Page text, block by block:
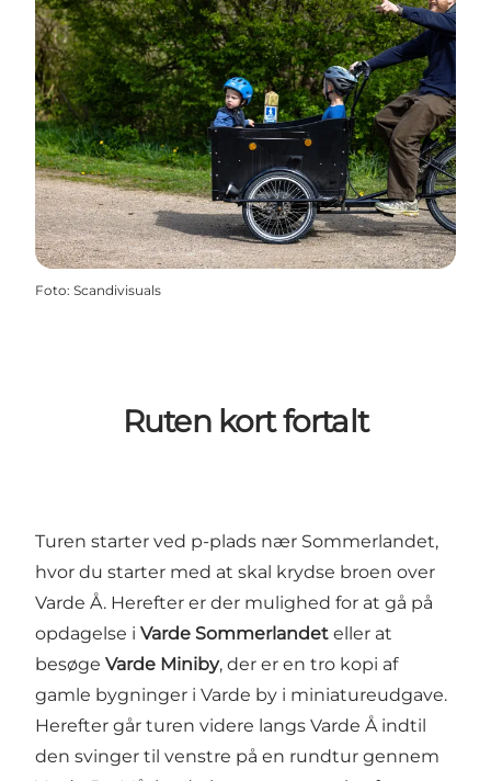
Foto: Scandivisuals
Ruten kort fortalt
Turen starter ved p-plads nær Sommerlandet,
hvor du starter med at skal krydse broen over
Varde Å. Herefter er der mulighed for at gå på
opdagelse i Varde Sommerlandet eller at
besøge Varde Miniby, der er en tro kopi af
gamle bygninger i Varde by i miniatureudgave.
Herefter går turen videre langs Varde Å indtil
den svinger til venstre på en rundtur gennem